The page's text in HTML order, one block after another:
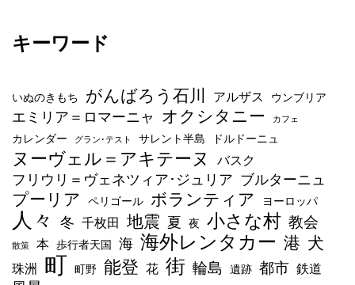
キーワード
いぬのきもち がんばろう石川 アルザス ウンブリア
エミリア＝ロマーニャ オクシタニー カフェ
カレンダー グラン･テスト サレント半島 ドルドーニュ
ヌーヴェル＝アキテーヌ バスク
フリウリ＝ヴェネツィア･ジュリア ブルターニュ
プーリア ペリゴール ボランティア ヨーロッパ
人々 冬 千枚田 地震 夏 夜 小さな村 教会
散策 本 歩行者天国 海 海外レンタカー 港 犬
珠洲 町 町野 能登 花 街 輪島 遺跡 都市 鉄道